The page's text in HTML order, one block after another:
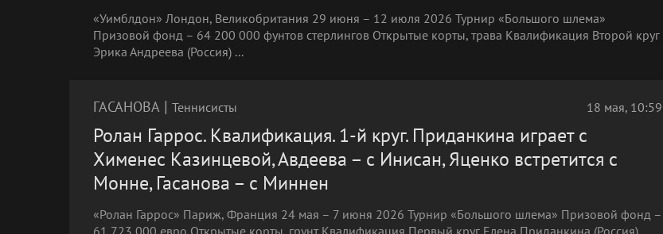
«Уимблдон» Лондон, Великобритания 29 июня – 12 июля 2026 Турнир «Большого шлема»
Призовой фонд – 64 200 000 фунтов стерлингов Открытые корты, трава Квалификация Второй круг
Эрика Андреева (Россия) ...
ГАСАНОВА | Теннисисты 18 мая, 10:59
Ролан Гаррос. Квалификация. 1-й круг. Приданкина играет с
Хименес Казинцевой, Авдеева – с Инисан, Яценко встретится с
Монне, Гасанова – с Миннен
«Ролан Гаррос» Париж, Франция 24 мая – 7 июня 2026 Турнир «Большого шлема» Призовой фонд –
61 723 000 евро Открытые корты, грунт Квалификация Первый круг Елена Приданкина (Россия) ...